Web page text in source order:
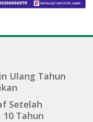
Ulang Tahun
Setelah
10 Tahun